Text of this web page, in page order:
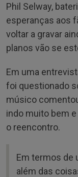
Phil Selway,
esperanças aos
voltar a gravar
planos vão se
Em uma
foi questionado
músico
indo muito bem
o reencontro.
Em termos de
além das